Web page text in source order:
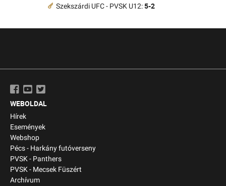
Szekszárdi UFC - PVSK U12:5-2
WEBOLDAL
Hírek
Események
Webshop
Pécs - Harkány futóverseny
PVSK - Panthers
PVSK - Mecsek Füszért
Archívum